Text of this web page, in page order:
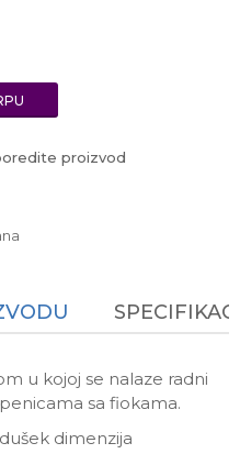
proizvod
u kojoj se nalaze radni
sa fiokama.
dimenzija